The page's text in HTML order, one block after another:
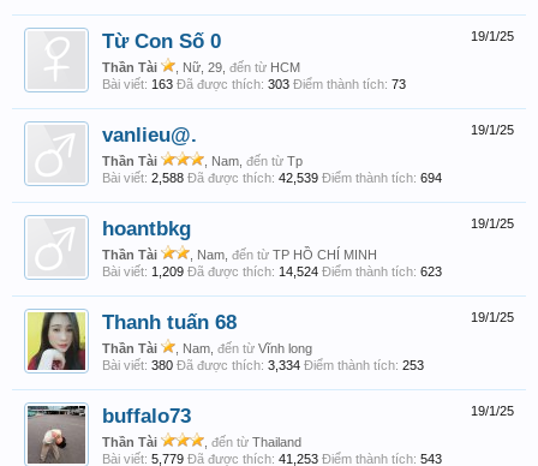
19/1/25
Từ Con Số 0
Thần Tài , Nữ, 29, đến từ HCM
Bài viết: 163 Đã được thích: 303 Điểm thành tích: 73
19/1/25
vanlieu@.
Thần Tài , Nam, đến từ Tp
Bài viết: 2,588 Đã được thích: 42,539 Điểm thành tích: 694
19/1/25
hoantbkg
Thần Tài , Nam, đến từ TP HỒ CHÍ MINH
Bài viết: 1,209 Đã được thích: 14,524 Điểm thành tích: 623
19/1/25
Thanh tuấn 68
Thần Tài , Nam, đến từ Vĩnh long
Bài viết: 380 Đã được thích: 3,334 Điểm thành tích: 253
19/1/25
buffalo73
Thần Tài đến từ Thailand
Bài viết: 5,779 Đã được thích: 41,253 Điểm thành tích: 543